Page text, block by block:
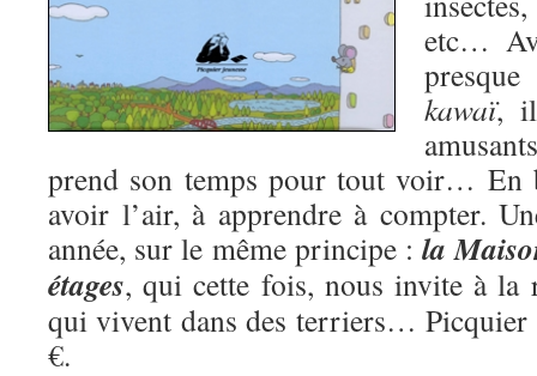
etc…
kawaï,
prend son temps pour tout voir… En
avoir l’air, à apprendre à compter.
année, sur le même principe :la
étages, qui cette fois, nous invite à la
qui vivent dans des terriers… Picquier
€.